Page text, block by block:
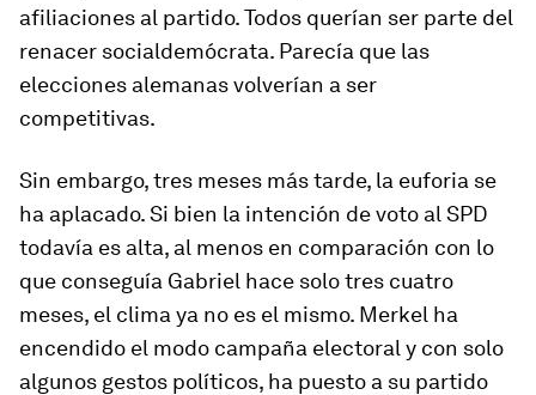
afiliaciones al partido. Todos querían ser parte del
renacer socialdemócrata. Parecía que las
elecciones alemanas volverían a ser
competitivas.
Sin embargo, tres meses más tarde, la euforia se
ha aplacado. Si bien la intención de voto al SPD
todavía es alta, al menos en comparación con lo
que conseguía Gabriel hace solo tres cuatro
meses, el clima ya no es el mismo. Merkel ha
encendido el modo campaña electoral y con solo
algunos gestos políticos, ha puesto a su partido